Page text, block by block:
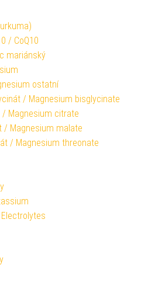
/ CoQ10
mariánský
ostatní
/ Magnesium bisglycinate
/ Magnesium citrate
/ Magnesium malate
/ Magnesium threonate